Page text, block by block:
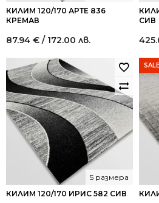
КИЛИМ 120/170 АРТЕ 836
КРЕМАВ
87.94 € / 172.00 лв.
СИВ
КИЛИМ 120/170 ИРИС 582 СИВ
5 размера